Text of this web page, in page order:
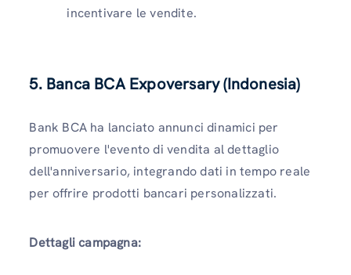
incentivare le vendite.
5. Banca BCA Expoversary (Indonesia)
Bank BCA ha lanciato annunci dinamici per
promuovere l'evento di vendita al dettaglio
dell'anniversario, integrando dati in tempo reale
per offrire prodotti bancari personalizzati.
Dettagli campagna: